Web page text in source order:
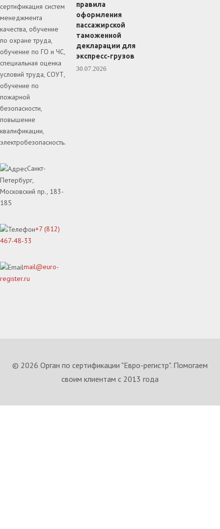
сертификация систем
менеджмента
качества, обучение
по охране труда,
обучение по ГО и ЧС,
специальная оценка
условий труда, СОУТ,
обучение по
пожарной
безопасности,
повышение
квалификации,
электробезопасность.
Санкт-
Петербург,
Московский пр., 183-
185
+7 (812)
467-48-33
mail@euro-
register.ru
правила
оформления
пассажирской
таможенной
декларации для
экспресс-грузов
30.07.2026
© 2026 Орган по сертификации "Евро-регистр". Помогаем
своим клиентам с 2013 года